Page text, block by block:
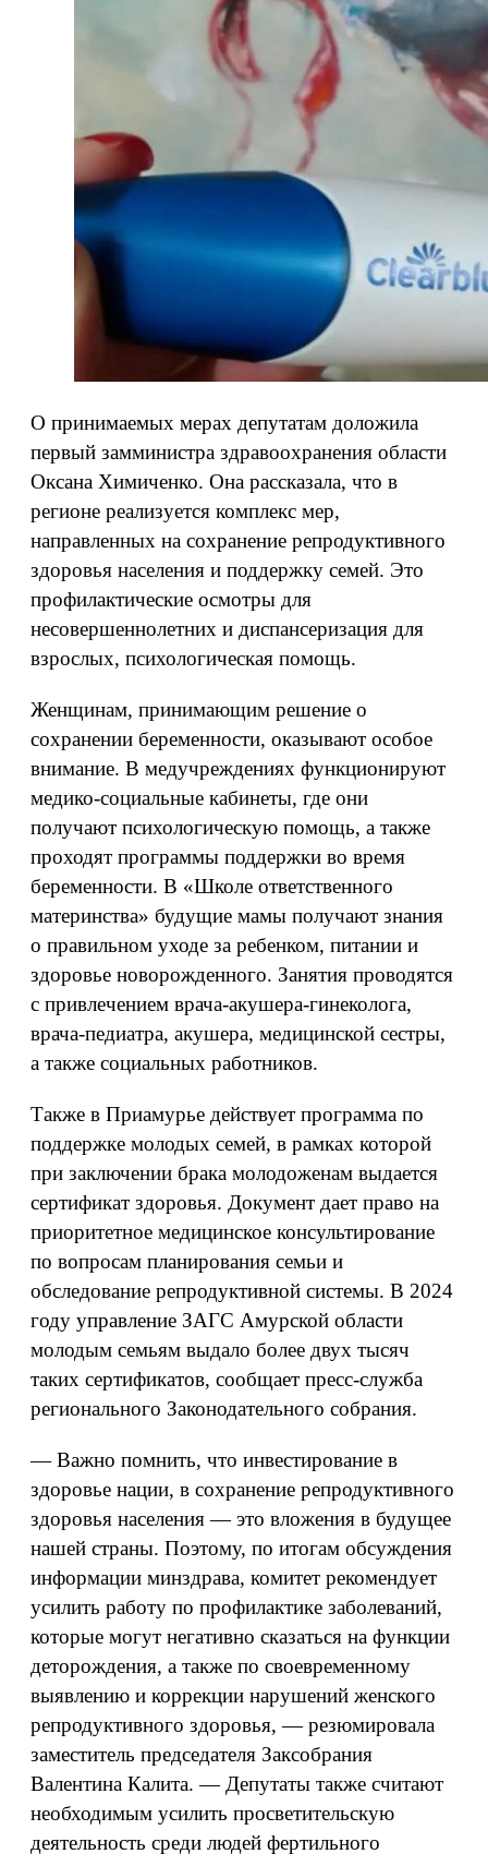
О принимаемых мерах депутатам доложила
первый замминистра здравоохранения области
Оксана Химиченко. Она рассказала, что в
регионе реализуется комплекс мер,
направленных на сохранение репродуктивного
здоровья населения и поддержку семей. Это
профилактические осмотры для
несовершеннолетних и диспансеризация для
взрослых, психологическая помощь.
Женщинам, принимающим решение о
сохранении беременности, оказывают особое
внимание. В медучреждениях функционируют
медико-социальные кабинеты, где они
получают психологическую помощь, а также
проходят программы поддержки во время
беременности. В «Школе ответственного
материнства» будущие мамы получают знания
о правильном уходе за ребенком, питании и
здоровье новорожденного. Занятия проводятся
с привлечением врача-акушера-гинеколога,
врача-педиатра, акушера, медицинской сестры,
а также социальных работников.
Также в Приамурье действует программа по
поддержке молодых семей, в рамках которой
при заключении брака молодоженам выдается
сертификат здоровья. Документ дает право на
приоритетное медицинское консультирование
по вопросам планирования семьи и
обследование репродуктивной системы. В 2024
году управление ЗАГС Амурской области
молодым семьям выдало более двух тысяч
таких сертификатов, сообщает пресс-служба
регионального Законодательного собрания.
— Важно помнить, что инвестирование в
здоровье нации, в сохранение репродуктивного
здоровья населения — это вложения в будущее
нашей страны. Поэтому, по итогам обсуждения
информации минздрава, комитет рекомендует
усилить работу по профилактике заболеваний,
которые могут негативно сказаться на функции
деторождения, а также по своевременному
выявлению и коррекции нарушений женского
репродуктивного здоровья, — резюмировала
заместитель председателя Заксобрания
Валентина Калита. — Депутаты также считают
необходимым усилить просветительскую
деятельность среди людей фертильного